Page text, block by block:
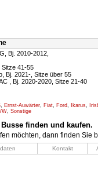
Bj. 2010-2012,
Sitze 41-55
Bj. 2021-, Sitze über 55
AC , Bj. 2020-2020, Sitze 21-40
, Ernst-Auwärter, Fiat, Ford, Ikarus,
, Sonstige
finden und kaufen.
möchten, dann finden Sie
Kontakt